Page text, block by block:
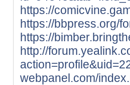
https://
https://bbpress.org/
https://
http://
webpanel.com/